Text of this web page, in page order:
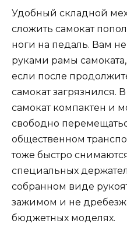
Удобный складной
сложить самокат
ноги на педаль. Вам не
руками рамы самоката,
если после
самокат загрязнился.
самокат компактен и
свободно
общественном
тоже быстро
специальных
собранном виде
зажимом и не
бюджетных моделях.